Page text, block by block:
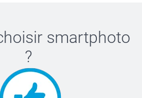
smartphoto
?